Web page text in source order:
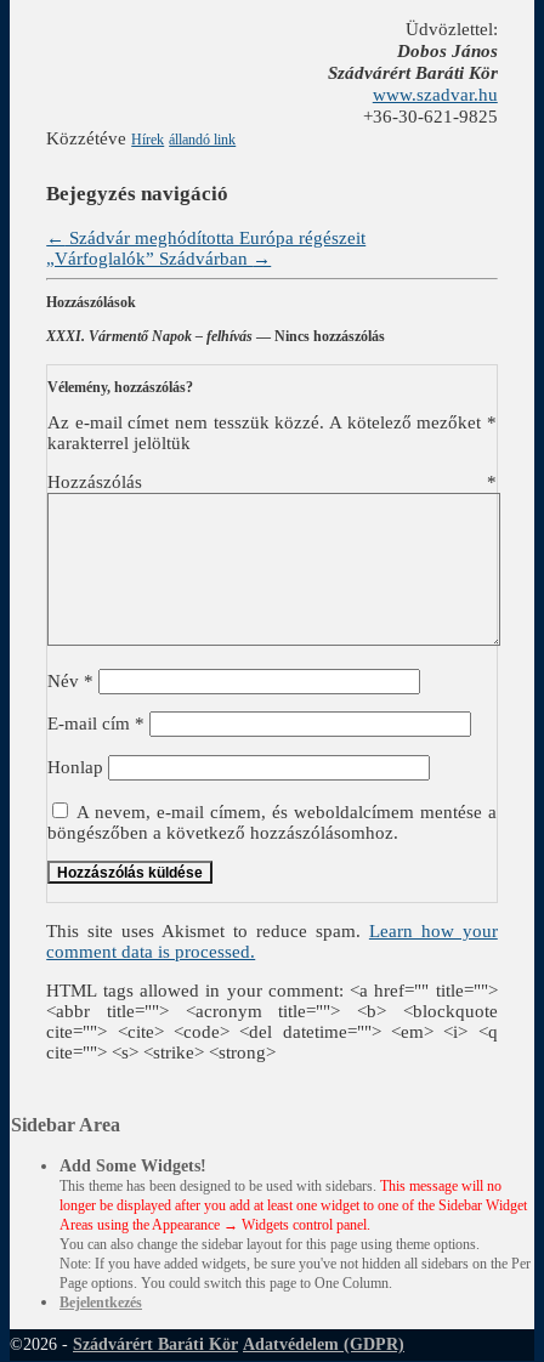
Üdvözlettel:
Dobos János
Szádvárért Baráti Kör
www.szadvar.hu
+36-30-621-9825
Közzétéve Hírek állandó link
Bejegyzés navigáció
← Szádvár meghódította Európa régészeit
„Várfoglalók” Szádvárban →
Hozzászólások
XXXI. Vármentő Napok – felhívás — Nincs hozzászólás
Vélemény, hozzászólás?
Az e-mail címet nem tesszük közzé. A kötelező mezőket *
karakterrel jelöltük
Hozzászólás *
Név *
E-mail cím *
Honlap
A nevem, e-mail címem, és weboldalcímem mentése a
böngészőben a következő hozzászólásomhoz.
This site uses Akismet to reduce spam. Learn how your
comment data is processed.
HTML tags allowed in your comment: <a href="" title="">
<abbr title=""> <acronym title=""> <b> <blockquote
cite=""> <cite> <code> <del datetime=""> <em> <i> <q
cite=""> <s> <strike> <strong>
Sidebar Area
Add Some Widgets!
This theme has been designed to be used with sidebars. This message will no
longer be displayed after you add at least one widget to one of the Sidebar Widget
Areas using the Appearance → Widgets control panel.
You can also change the sidebar layout for this page using theme options.
Note: If you have added widgets, be sure you've not hidden all sidebars on the Per
Page options. You could switch this page to One Column.
Bejelentkezés
©2026 - Szádvárért Baráti Kör Adatvédelem (GDPR)